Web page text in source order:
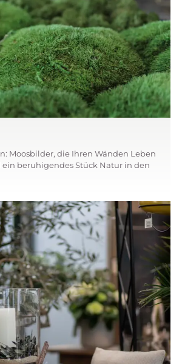
Moosbilder, die Ihren Wänden Leben
beruhigendes Stück Natur in den